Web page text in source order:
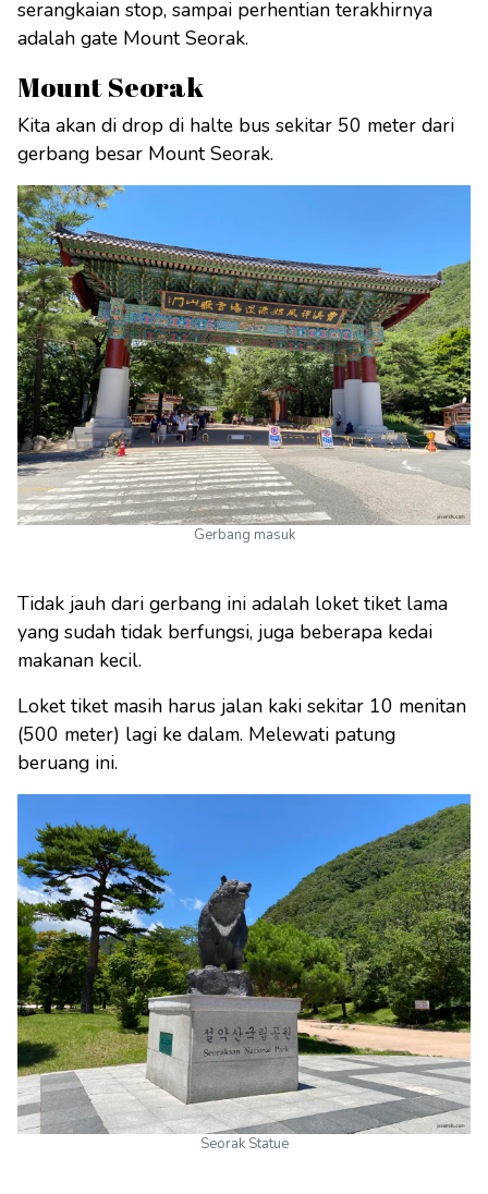
serangkaian stop, sampai perhentian terakhirnya
adalah gate Mount Seorak.
Mount Seorak
Kita akan di drop di halte bus sekitar 50 meter dari
gerbang besar Mount Seorak.
Gerbang masuk
Tidak jauh dari gerbang ini adalah loket tiket lama
yang sudah tidak berfungsi, juga beberapa kedai
makanan kecil.
Loket tiket masih harus jalan kaki sekitar 10 menitan
(500 meter) lagi ke dalam. Melewati patung
beruang ini.
Seorak Statue